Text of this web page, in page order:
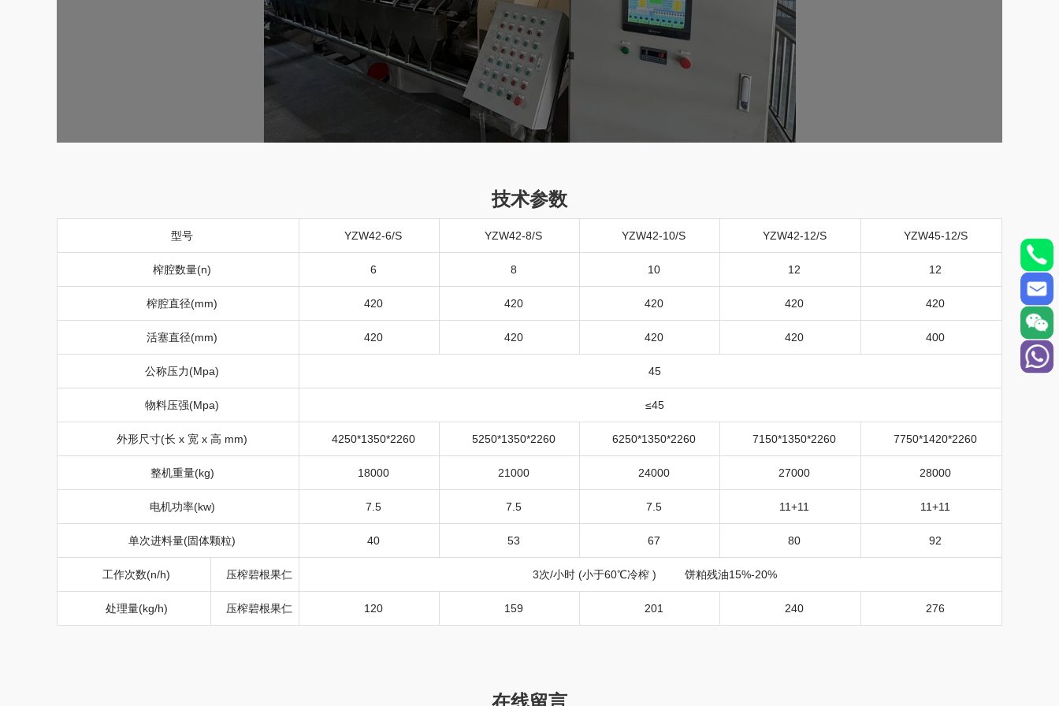
技术参数
型号 YZW42-6/S YZW42-8/S YZW42-10/S YZW42-12/S YZW45-12/S
榨腔数量(n) 6 8 10 12 12
榨腔直径(mm) 420 420 420 420 420
活塞直径(mm) 420 420 420 420 400
公称压力(Mpa) 45
物料压强(Mpa) ≤45
外形尺寸(长 x 宽 x 高 mm) 4250*1350*2260 5250*1350*2260 6250*1350*2260 7150*1350*2260 7750*1420*2260
整机重量(kg) 18000 21000 24000 27000 28000
电机功率(kw) 7.5 7.5 7.5 11+11 11+11
单次进料量(固体颗粒) 40 53 67 80 92
工作次数(n/h) 压榨碧根果仁 3次/小时(小于60℃冷榨) 饼粕残油15%-20%
处理量(kg/h) 压榨碧根果仁 120 159 201 240 276
在线留言